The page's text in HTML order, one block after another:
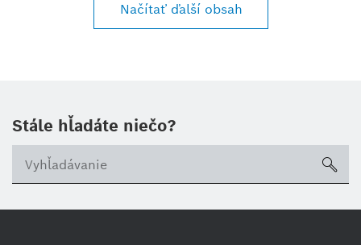
Načítať ďalší obsah
Stále hľadáte niečo?